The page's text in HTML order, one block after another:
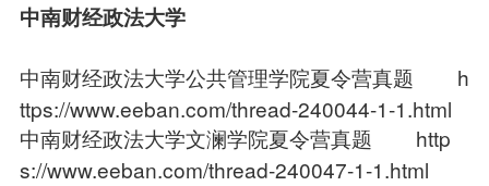
中南财经政法大学
中南财经政法大学公共管理学院夏令营真题 h
ttps://www.eeban.com/thread-240044-1-1.html
中南财经政法大学文澜学院夏令营真题 http
s://www.eeban.com/thread-240047-1-1.html